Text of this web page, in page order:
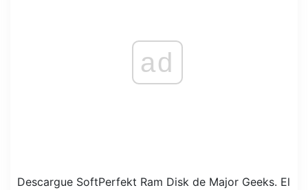
ad
Descargue SoftPerfekt Ram Disk de Major Geeks. El